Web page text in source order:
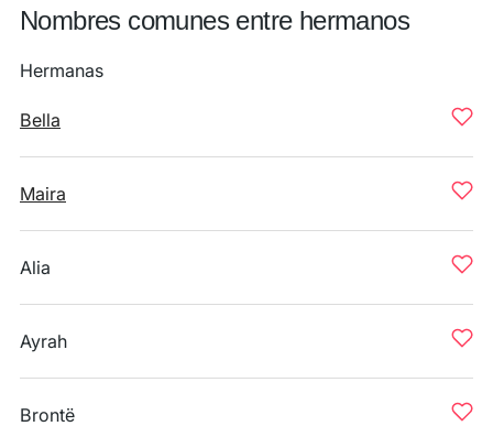
Nombres comunes entre hermanos
Hermanas
Bella
Maira
Alia
Ayrah
Brontë